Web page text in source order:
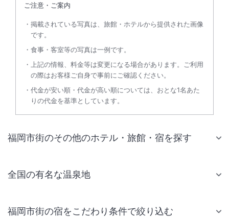
ご注意・ご案内
掲載されている写真は、旅館・ホテルから提供された画像
です。
食事・客室等の写真は一例です。
上記の情報、料金等は変更になる場合があります。ご利用
の際はお客様ご自身で事前にご確認ください。
代金が安い順・代金が高い順については、おとな1名あた
りの代金を基準としています。
福岡市街のその他のホテル・旅館・宿を探す
全国の有名な温泉地
福岡市街の宿をこだわり条件で絞り込む